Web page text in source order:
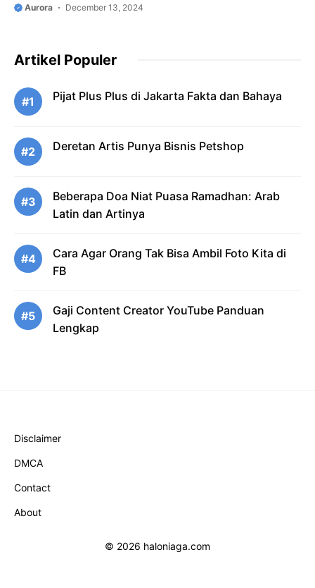
Aurora December 13, 2024
Artikel Populer
#1 Pijat Plus Plus di Jakarta Fakta dan Bahaya
#2 Deretan Artis Punya Bisnis Petshop
#3
Beberapa Doa Niat Puasa Ramadhan: Arab
Latin dan Artinya
#4
Cara Agar Orang Tak Bisa Ambil Foto Kita di
FB
#5
Gaji Content Creator YouTube Panduan
Lengkap
Disclaimer
DMCA
Contact
About
© 2026 haloniaga.com